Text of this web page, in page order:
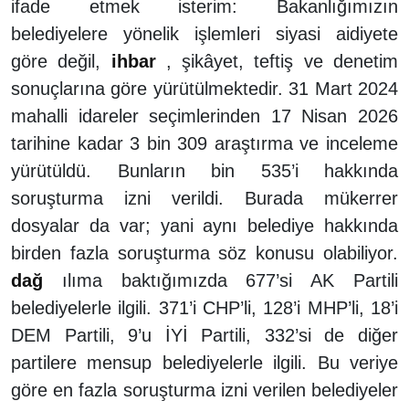
ifade etmek isterim: Bakanlığımızın
belediyelere yönelik işlemleri siyasi aidiyete
göre değil, ihbar, şikâyet, teftiş ve denetim
sonuçlarına göre yürütülmektedir. 31 Mart 2024
mahalli idareler seçimlerinden 17 Nisan 2026
tarihine kadar 3 bin 309 araştırma ve inceleme
yürütüldü. Bunların bin 535’i hakkında
soruşturma izni verildi. Burada mükerrer
dosyalar da var; yani aynı belediye hakkında
birden fazla soruşturma söz konusu olabiliyor.
dağ ılıma baktığımızda 677’si AK Partili
belediyelerle ilgili. 371’i CHP’li, 128’i MHP’li, 18’i
DEM Partili, 9’u İYİ Partili, 332’si de diğer
partilere mensup belediyelerle ilgili. Bu veriye
göre en fazla soruşturma izni verilen belediyeler